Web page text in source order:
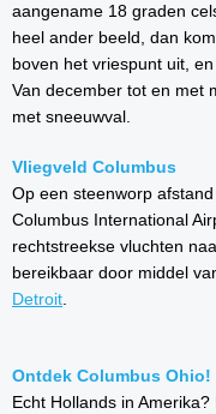
aangename 18 graden
heel ander beeld, dan
boven het vriespunt uit,
Van december tot en met
met sneeuwval.
Vliegveld Columbus
Op een steenworp
Columbus International
rechtstreekse vluchten
bereikbaar door middel
Detroit.
Ontdek Columbus Ohio!
Echt Hollands in